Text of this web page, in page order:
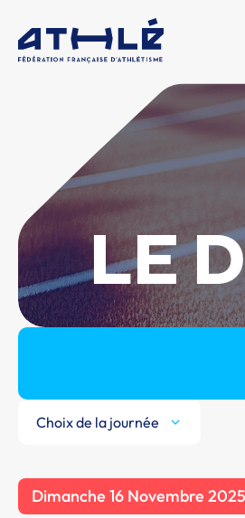
LE
Choix de la journée
Dimanche 16 Novembre 2025